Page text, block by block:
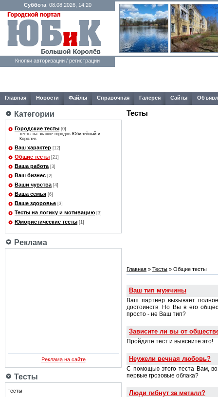
Суббота, 08.08.2026, 14:20
Кнопки авторизации / регистрации
Главная Новости Файлы Справочная Галерея Сайты
Категории
Городские тесты [0]
тесты на знание городов Юбилейный и
Королёв
Ваш характер [12]
Общие тесты [21]
Ваша работа [3]
Ваш бизнес [2]
Ваши чувства [4]
Ваша семья [6]
Ваше здоровье [3]
Тесты на логику и мотивацию [3]
Юмористические тесты [1]
Реклама
Реклама на сайте
Тесты
тесты
Тесты
Главная » Тесты » Общие тесты
Ваш тип мужчины
Ваш партнер вызывает
достоинств. Но Вы в его
просто - не Ваш тип?
Зависите ли вы от
Пройдите тест и выясните это!
Неужели вечная любовь?
С помощью этого теста Вам,
первые грозовые облака?
Люди гибнут за металл?